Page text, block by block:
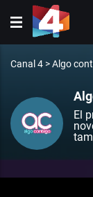
Canal 4 >Algo
El